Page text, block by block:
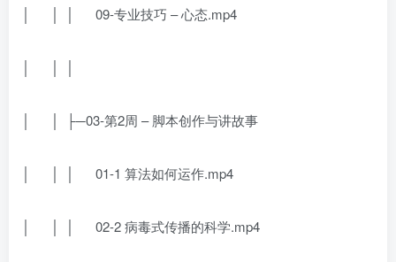
│ │ │ 09-专业技巧 – 心态.mp4
│ │ ├─03-第2周 – 脚本创作与讲故事
│ │ │ 01-1 算法如何运作.mp4
│ │ │ 02-2 病毒式传播的科学.mp4